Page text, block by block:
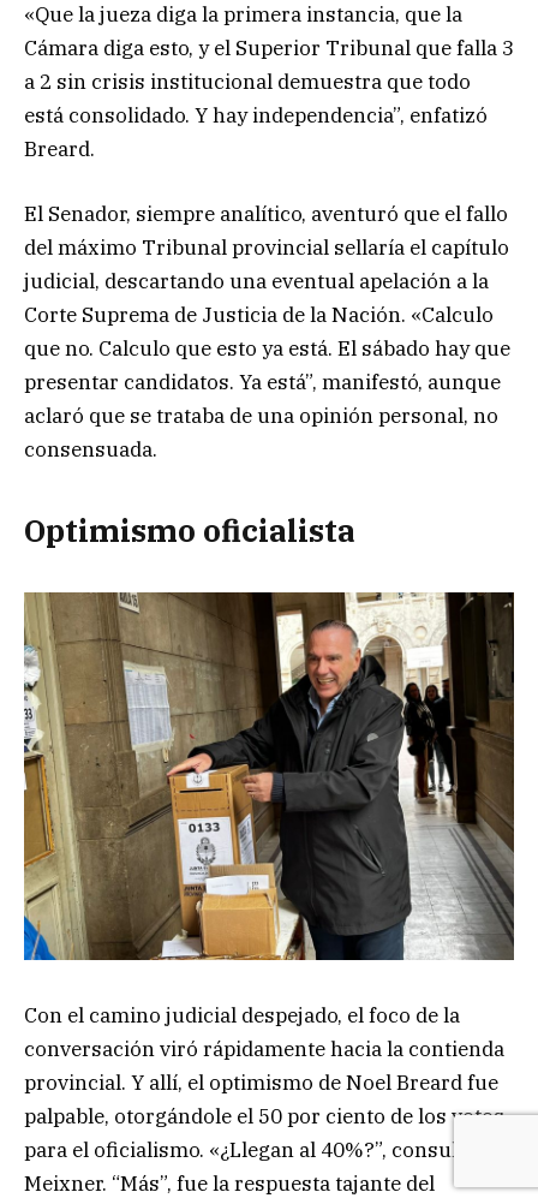
«Que la jueza diga la primera instancia, que la
Cámara diga esto, y el Superior Tribunal que falla 3
a 2 sin crisis institucional demuestra que todo
está consolidado. Y hay independencia”, enfatizó
Breard.
El Senador, siempre analítico, aventuró que el fallo
del máximo Tribunal provincial sellaría el capítulo
judicial, descartando una eventual apelación a la
Corte Suprema de Justicia de la Nación. «Calculo
que no. Calculo que esto ya está. El sábado hay que
presentar candidatos. Ya está”, manifestó, aunque
aclaró que se trataba de una opinión personal, no
consensuada.
Optimismo oficialista
Con el camino judicial despejado, el foco de la
conversación viró rápidamente hacia la contienda
provincial. Y allí, el optimismo de Noel Breard fue
palpable, otorgándole el 50 por ciento de los votos
para el oficialismo. «¿Llegan al 40%?”, consultó
Meixner. “Más”, fue la respuesta tajante del